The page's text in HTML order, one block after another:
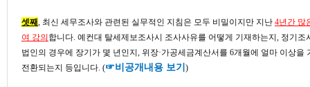
셋째 , 최신 세무조사와 관련된 실무적인 지침은 모두 비밀이지만 지난 4년간 많
여 강의합니다. 예컨대 탈세제보조사시 조사사유를 어떻게 기재하는지, 정기조
법인의 경우에 장기가 몇 년인지, 위장·가공세금계산서를 6개월에 얼마 이상을
전환되는지 등입니다. (☞비공개내용 보기 )